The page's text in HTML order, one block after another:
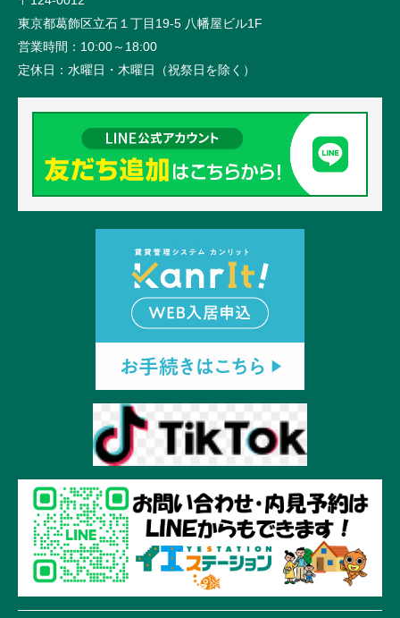
東京都葛飾区立石１丁目19-5 八幡屋ビル1F
営業時間： 10:00～18:00
定休日： 水曜日・木曜日（祝祭日を除く）